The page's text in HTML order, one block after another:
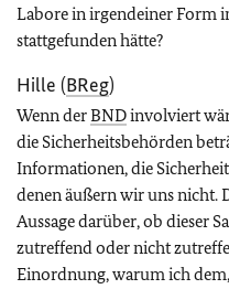
Labore in irgendeiner Form
stattgefunden hätte?
Hille (BReg)
Wenn derBNDinvolviert
die Sicherheitsbehörden
Informationen, die
denen äußern wir uns nicht.
Aussage darüber, ob dieser
zutreffend oder nicht
Einordnung, warum ich dem,